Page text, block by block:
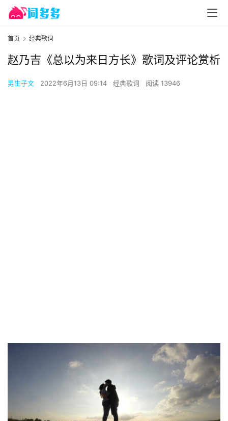
首页 经典歌词
赵乃吉《总以为来日方长》歌词及评论赏析
男生子文 2022年6月13日 09:14 经典歌词 阅读 13946